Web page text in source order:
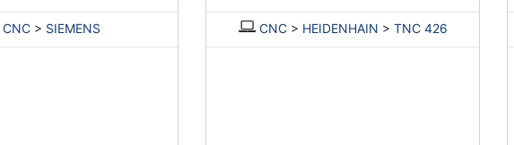
CNC > SIEMENS CNC> HEIDENHAIN > TNC 426